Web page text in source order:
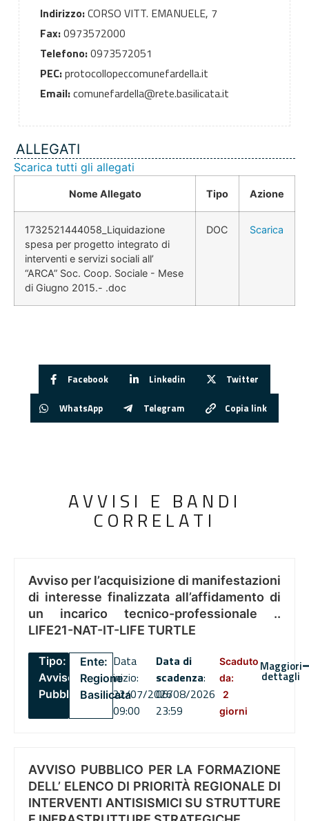
Indirizzo:CORSO VITT. EMANUELE, 7
Fax:0973572000
Telefono:0973572051
PEC:protocollopeccomunefardella.it
Email:comunefardella@rete.basilicata.it
ALLEGATI
Scarica tutti gli allegati
Nome Allegato Tipo Azione
1732521444058_Liquidazione
spesa per progetto integrato di
interventi e servizi sociali all’
“ARCA” Soc. Coop. Sociale - Mese
di Giugno 2015.- .doc
DOC Scarica
Facebook Linkedin Twitter
WhatsApp Telegram Copia link
AVVISI E BANDI
CORRELATI
Avviso per l’acquisizione di manifestazioni
di interesse finalizzata all’affidamento di
un incarico tecnico-professionale ..
LIFE21-NAT-IT-LIFE TURTLE
Tipo:
Avviso
Pubblico
Ente:
Regione
Basilicata
Data
inizio:
22/07/2026
09:00
Data di
scadenza:
06/08/2026
23:59
Scaduto
da:
2
giorni
Maggiori
dettagli
AVVISO PUBBLICO PER LA FORMAZIONE
DELL’ ELENCO DI PRIORITÀ REGIONALE DI
INTERVENTI ANTISISMICI SU STRUTTURE